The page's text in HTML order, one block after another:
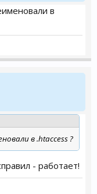
в
в .htaccess ?
- работает!